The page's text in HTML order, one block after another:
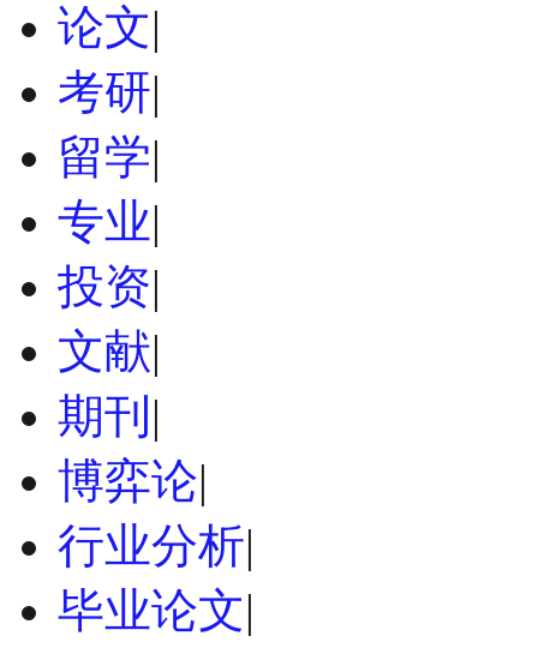
论文|
考研|
留学|
专业|
投资|
文献|
期刊 |
博弈论|
行业分析|
毕业论文|